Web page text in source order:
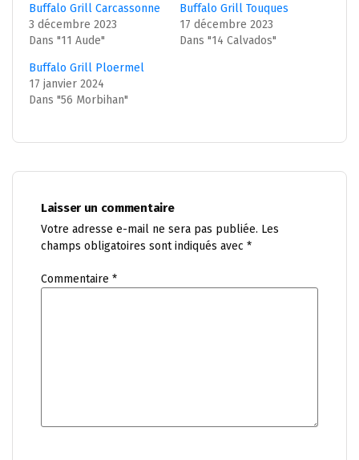
Buffalo Grill Carcassonne
3 décembre 2023
Dans "11 Aude"
Buffalo Grill Touques
17 décembre 2023
Dans "14 Calvados"
Buffalo Grill Ploermel
17 janvier 2024
Dans "56 Morbihan"
Laisser un commentaire
Votre adresse e-mail ne sera pas publiée. Les
champs obligatoires sont indiqués avec *
Commentaire *